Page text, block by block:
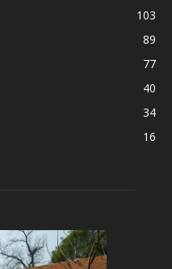
103
89
77
40
34
16